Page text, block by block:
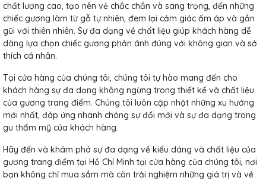
chất lượng cao, tạo nên vẻ chắc chắn và sang trọng, đến những
chiếc gương làm từ gỗ tự nhiên, đem lại cảm giác ấm áp và gần
gũi với thiên nhiên. Sự đa dạng về chất liệu giúp khách hàng dễ
dàng lựa chọn chiếc gương phản ánh đúng với không gian và sở
thích cá nhân.
Tại cửa hàng của chúng tôi, chúng tôi tự hào mang đến cho
khách hàng sự đa dạng không ngừng trong thiết kế và chất liệu
của gương trang điểm. Chúng tôi luôn cập nhật những xu hướng
mới nhất, đáp ứng nhanh chóng sự đổi mới và sự đa dạng trong
gu thẩm mỹ của khách hàng.
Hãy đến và khám phá sự đa dạng về kiểu dáng và chất liệu của
gương trang điểm tại Hồ Chí Minh tại cửa hàng của chúng tôi, nơi
bạn không chỉ mua sắm mà còn trải nghiệm những giá trị và vẻ